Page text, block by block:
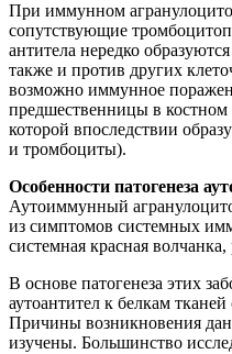
При иммунном
сопутствующие
антитела нередко
также и против других
возможно иммунное
предшественницы в костном
которой впоследствии
и тромбоциты).
Особенности патогенеза
Аутоиммунный
из симптомов системных
системная красная
В основе патогенеза этих
аутоантител к белкам
Причины возникновения
изучены. Большинство